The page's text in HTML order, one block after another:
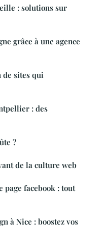
: solutions sur
grâce à une agence
de sites qui
: des
?
de la culture web
facebook : tout
à Nice : boostez vos